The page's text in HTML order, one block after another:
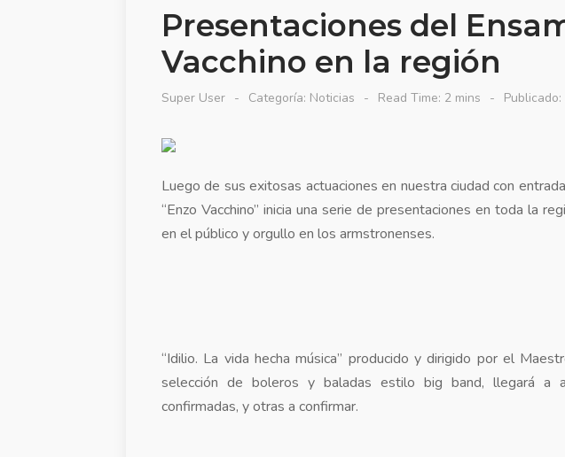
Presentaciones del
Vacchino en la región
Super User Categoría: Noticias Read Time: 2 mins
Luego de sus exitosas actuaciones en nuestra ciudad con
“Enzo Vacchino” inicia una serie de presentaciones en toda la
en el público y orgullo en los armstronenses.
“Idilio. La vida hecha música” producido y dirigido por el
selección de boleros y baladas estilo big band, llegará a
confirmadas, y otras a confirmar.